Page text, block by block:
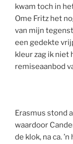
kwam toch in
Ome Fritz het
van mijn
een gedekte
kleur zag ik niet
remiseaanbod
Erasmus stond
waardoor
de klok, na ca.